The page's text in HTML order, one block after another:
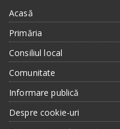
Acasă
Primăria
Consiliul local
Comunitate
Informare publică
Despre cookie-uri